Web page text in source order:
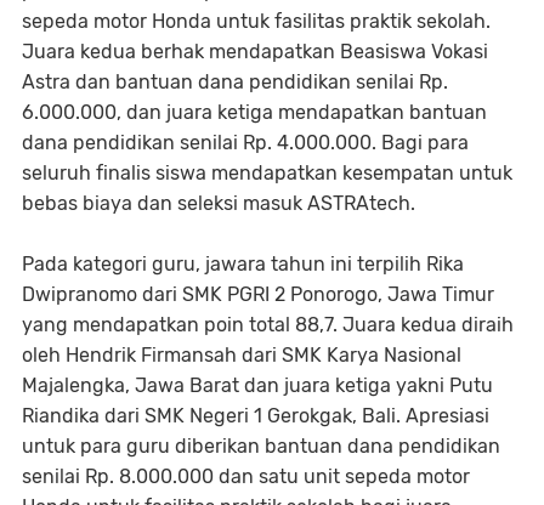
sepeda motor Honda untuk fasilitas praktik sekolah.
Juara kedua berhak mendapatkan Beasiswa Vokasi
Astra dan bantuan dana pendidikan senilai Rp.
6.000.000, dan juara ketiga mendapatkan bantuan
dana pendidikan senilai Rp. 4.000.000. Bagi para
seluruh finalis siswa mendapatkan kesempatan untuk
bebas biaya dan seleksi masuk ASTRAtech.
Pada kategori guru, jawara tahun ini terpilih Rika
Dwipranomo dari SMK PGRI 2 Ponorogo, Jawa Timur
yang mendapatkan poin total 88,7. Juara kedua diraih
oleh Hendrik Firmansah dari SMK Karya Nasional
Majalengka, Jawa Barat dan juara ketiga yakni Putu
Riandika dari SMK Negeri 1 Gerokgak, Bali. Apresiasi
untuk para guru diberikan bantuan dana pendidikan
senilai Rp. 8.000.000 dan satu unit sepeda motor